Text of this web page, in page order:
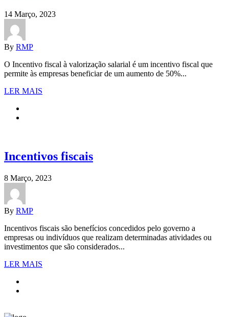
14 Março, 2023
By RMP
O Incentivo fiscal à valorização salarial é um incentivo fiscal que
permite às empresas beneficiar de um aumento de 50%...
LER MAIS
Incentivos fiscais
8 Março, 2023
By RMP
Incentivos fiscais são benefícios concedidos pelo governo a
empresas ou indivíduos que realizam determinadas atividades ou
investimentos que são considerados...
LER MAIS